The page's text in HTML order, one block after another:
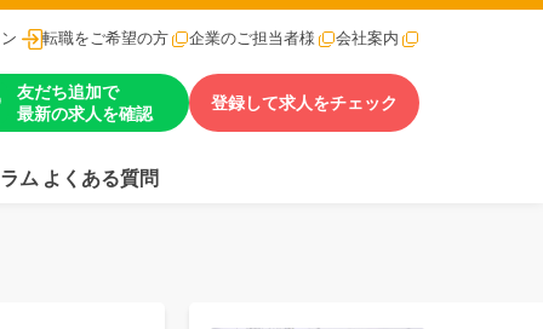
転職をご希望の方 企業のご担当者様 会社案内
友だち追加で
最新の求人を確認
登録して求人をチェック
ム よくある質問